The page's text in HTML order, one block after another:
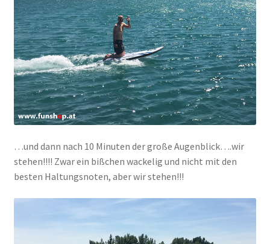
…und dann nach 10 Minuten der große Augenblick….wir
stehen!!!! Zwar ein bißchen wackelig und nicht mit den
besten Haltungsnoten, aber wir stehen!!!